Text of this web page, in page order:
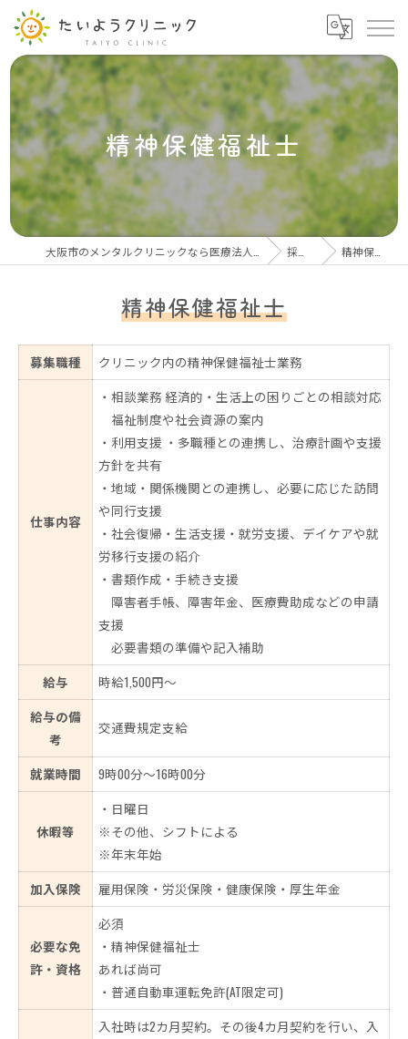
精神保健福祉士
採用情報 精神保健福祉士
精神保健福祉士
募集職種 クリニック内の精神保健福祉士業務
仕事内容
・相談業務 経済的・生活上の困りごとの相談対応
福祉制度や社会資源の案内
・利用支援 ・多職種との連携し、治療計画や支援
方針を共有
・地域・関係機関との連携し、必要に応じた訪問
や同行支援
・社会復帰・生活支援・就労支援、デイケアや就
労移行支援の紹介
・書類作成・手続き支援
障害者手帳、障害年金、医療費助成などの申請
支援
必要書類の準備や記入補助
給与
時給1,500円～
給与の備
考
交通費規定支給
就業時間 9時00分～16時00分
休暇等
・日曜日
※その他、シフトによる
※年末年始
加入保険
雇用保険・労災保険・健康保険・厚生年金
必要な免
許・資格
必須
・精神保健福祉士
あれば尚可
・普通自動車運転免許(AT限定可)
入社時は2カ月契約。その後4カ月契約を行い、入